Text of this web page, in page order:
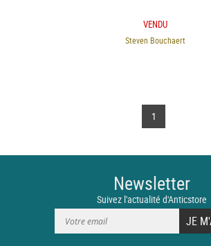
VENDU
Steven Bouchaert
1
Newsletter
Suivez l'actualité d'Anticstore